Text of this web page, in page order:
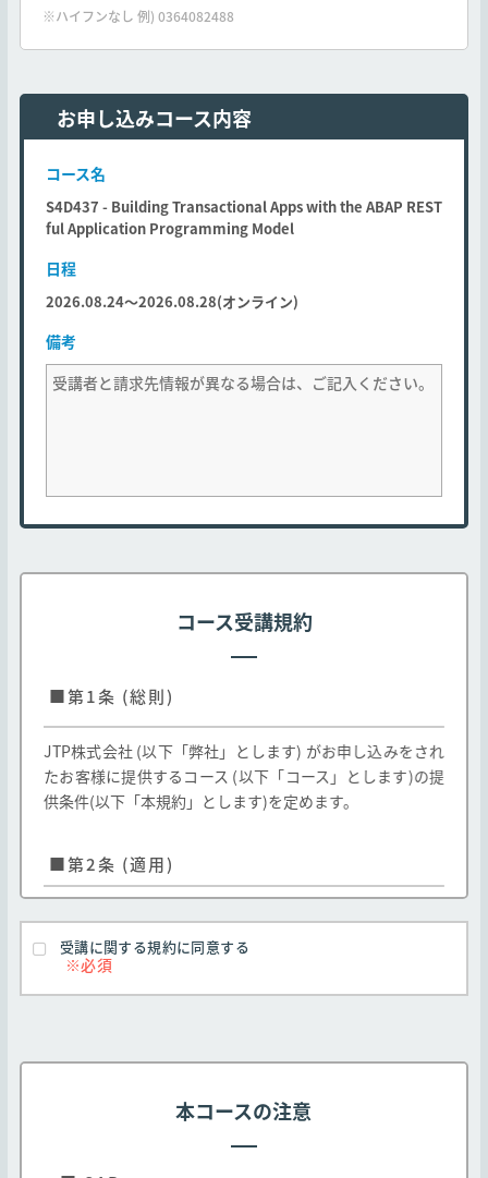
※ハイフンなし 例) 0364082488
お申し込みコース内容
コース名
S4D437 - Building Transactional Apps with the ABAP REST
ful Application Programming Model
日程
2026.08.24～2026.08.28(オンライン)
備考
コース受講規約
■第1条 (総則)
JTP株式会社 (以下「弊社」とします) がお申し込みをされ
たお客様に提供するコース (以下「コース」とします)の提
供条件(以下「本規約」とします)を定めます。
■第2条 (適用)
弊社のお客様に対する弊社コースの提供はお客様
が本規約のすべての条項に同意することを条件と
します
載されるコース及び、弊社教育パンフレット等に
ンフレット等に掲載されたコースであっても、以
下各号に定めるコースの取り扱いについては以下
受講に関する規約に同意する
本コースの注意